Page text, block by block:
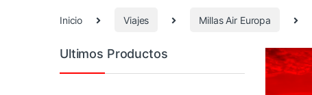
Inicio Viajes Millas Air Europa
Ultimos Productos